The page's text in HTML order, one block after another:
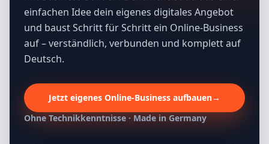
einfachen Idee dein eigenes digitales Angebot
und baust Schritt für Schritt ein Online-Business
auf – verständlich, verbunden und komplett auf
Deutsch.
Jetzt eigenes Online-Business aufbauen→
Ohne Technikkenntnisse · Made in Germany